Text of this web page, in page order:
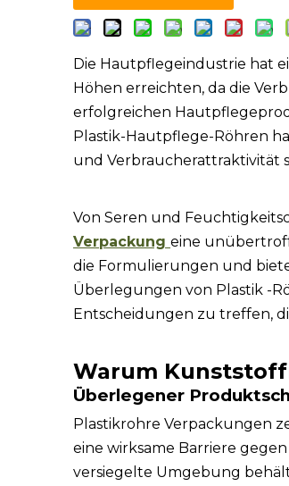
Die Hautpflegeindustrie hat
Höhen erreichten, da die
erfolgreichen
Plastik-Hautpflege-Röhren
und Verbraucherattraktivität
Von Seren und
Verpackung eine
die Formulierungen und
Überlegungen von Plastik -
Entscheidungen zu treffen,
Warum
Überlegener
Plastikrohre Verpackungen
eine wirksame Barriere
versiegelte Umgebung